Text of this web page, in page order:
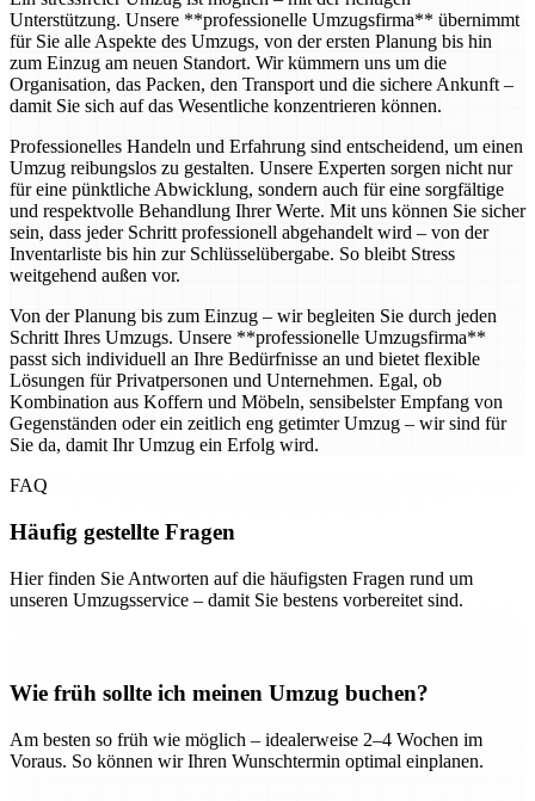
Unterstützung. Unsere **professionelle Umzugsfirma** übernimmt
für Sie alle Aspekte des Umzugs, von der ersten Planung bis hin
zum Einzug am neuen Standort. Wir kümmern uns um die
Organisation, das Packen, den Transport und die sichere Ankunft –
damit Sie sich auf das Wesentliche konzentrieren können.
Professionelles Handeln und Erfahrung sind entscheidend, um einen
Umzug reibungslos zu gestalten. Unsere Experten sorgen nicht nur
für eine pünktliche Abwicklung, sondern auch für eine sorgfältige
und respektvolle Behandlung Ihrer Werte. Mit uns können Sie sicher
sein, dass jeder Schritt professionell abgehandelt wird – von der
Inventarliste bis hin zur Schlüsselübergabe. So bleibt Stress
weitgehend außen vor.
Von der Planung bis zum Einzug – wir begleiten Sie durch jeden
Schritt Ihres Umzugs. Unsere **professionelle Umzugsfirma**
passt sich individuell an Ihre Bedürfnisse an und bietet flexible
Lösungen für Privatpersonen und Unternehmen. Egal, ob
Kombination aus Koffern und Möbeln, sensibelster Empfang von
Gegenständen oder ein zeitlich eng getimter Umzug – wir sind für
Sie da, damit Ihr Umzug ein Erfolg wird.
FAQ
Häufig gestellte Fragen
Hier finden Sie Antworten auf die häufigsten Fragen rund um
unseren Umzugsservice – damit Sie bestens vorbereitet sind.
Wie früh sollte ich meinen Umzug buchen?
Am besten so früh wie möglich – idealerweise 2–4 Wochen im
Voraus. So können wir Ihren Wunschtermin optimal einplanen.